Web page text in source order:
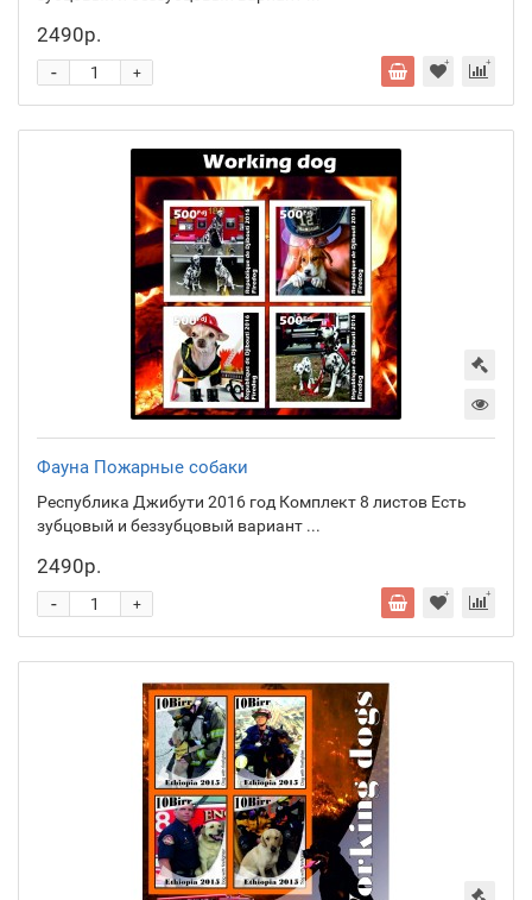
2490р.
+
-
Фауна Пожарные собаки
Республика Джибути 2016 год Комплект 8 листов Есть
зубцовый и беззубцовый вариант ...
2490р.
+
-